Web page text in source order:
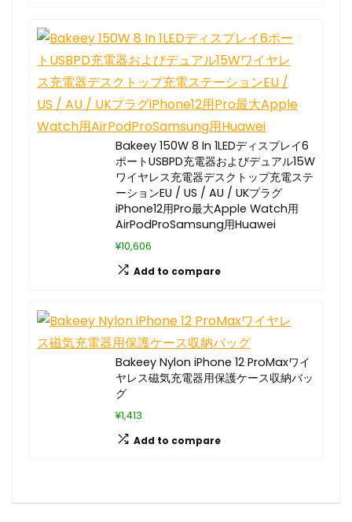
Bakeey 150W 8 In 1LEDディスプレイ6
ポートUSBPD充電器およびデュアル15W
ワイヤレス充電器デスクトップ充電ステ
ーションEU / US / AU / UKプラグ
iPhone12用Pro最大Apple Watch用
AirPodProSamsung用Huawei
¥10,606
Add to compare
Bakeey Nylon iPhone 12 ProMaxワイ
ヤレス磁気充電器用保護ケース収納バッ
グ
¥1,413
Add to compare